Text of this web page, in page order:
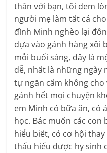
thân với bạn, tôi đem
người mẹ làm tất cả
đình Minh nghèo lại
dựa vào gánh hàng xôi
mỗi buổi sáng, đây là
dễ, nhất là những
tự ngăn cấm không
gánh hết mọi chuyện
em Minh có bữa ăn, có
học. Bác muốn các con
hiểu biết, có cơ hội
thấu hiểu được hy sinh